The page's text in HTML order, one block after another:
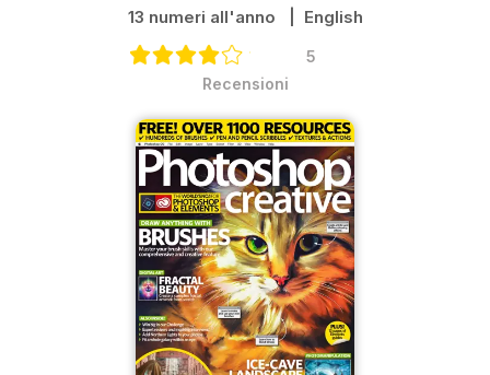
13 numeri all'anno | English
5
Recensioni